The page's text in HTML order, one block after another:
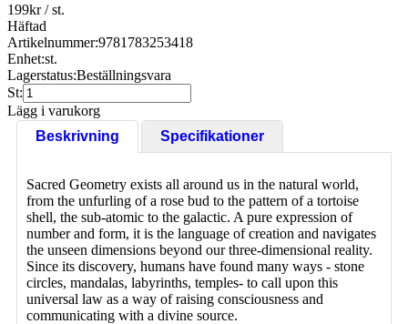
199kr/ st.
Häftad
Artikelnummer:9781783253418
Enhet:st.
Lagerstatus:Beställningsvara
St:
Lägg i varukorg
Beskrivning
Specifikationer
Sacred Geometry exists all around us in the natural world,
from the unfurling of a rose bud to the pattern of a tortoise
shell, the sub-atomic to the galactic. A pure expression of
number and form, it is the language of creation and navigates
the unseen dimensions beyond our three-dimensional reality.
Since its discovery, humans have found many ways - stone
circles, mandalas, labyrinths, temples- to call upon this
universal law as a way of raising consciousness and
communicating with a divine source.